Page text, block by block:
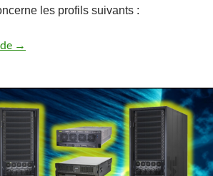
les profils suivants :
Désactivation automatique des profils
→